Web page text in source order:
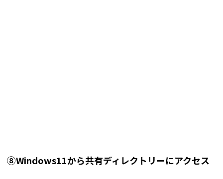
⑧Windows11から共有ディレクトリーにアクセス